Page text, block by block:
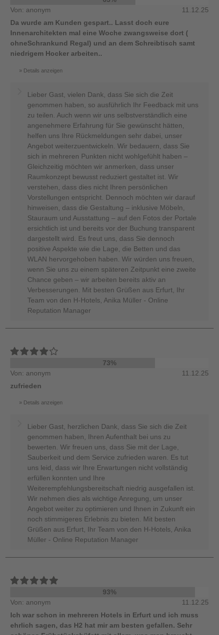
Von: anonym
11.12.25
Da wurde am Kunden gespart.. Lasst doch eure
Innenarchitekten mal eine Woche zwangsweise dort (
ohneSchrankund Regal) und an dem Schreibtisch samt
niedrigem Hocker arbeiten..
Details anzeigen
Lieber Gast, vielen Dank, dass Sie sich die Zeit
genommen haben, so ausführlich Ihr Feedback mit uns
zu teilen. Auch wenn wir uns selbstverständlich eine
angenehmere Erfahrung für Sie gewünscht hätten,
helfen uns Ihre Rückmeldungen sehr dabei, unser
Angebot weiterzuentwickeln. Wir bedauern, dass Sie
sich in mehreren Punkten nicht wohlgefühlt haben –
Gleichzeitig möchten wir anmerken, dass unser
Raumkonzept bewusst reduziert gestaltet ist. Wir
verstehen, dass dies nicht Ihren persönlichen
Vorstellungen entspricht. Dennoch möchten wir darauf
hinweisen, dass die Gestaltung – inklusive Möbeln,
Stauraum und Ausstattung – auf den Fotos der Portale
ersichtlich ist und bereits vor der Buchung transparent
dargestellt wird. Es freut uns, dass Sie dennoch
positive Aspekte wie die Lage, die Betten und das
WLAN hervorgehoben haben. Wir würden uns freuen,
wenn Sie uns zu einem späteren Zeitpunkt eine zweite
Chance geben – wir arbeiten bereits aktiv an
Verbesserungen. Mit besten Grüßen aus Erfurt, Ihr
Team von den H-Hotels, Anika Müller - Online
Reputation Manager
73%
Von: anonym
11.12.25
zufrieden
Details anzeigen
Lieber Gast, herzlichen Dank, dass Sie sich die Zeit
genommen haben, Ihren Aufenthalt bei uns zu
bewerten. Wir freuen uns, dass Sie mit der Lage,
Sauberkeit und dem Service zufrieden waren. Es tut
uns leid, dass wir Ihre Erwartungen nicht vollständig
erfüllen konnten und Ihre
Weiterempfehlungsbereitschaft niedrig ausgefallen ist.
Wir nehmen dies als wichtige Anregung, um unser
Angebot weiter zu optimieren und Ihnen in Zukunft ein
noch stimmigeres Erlebnis zu bieten. Mit besten
Grüßen aus Erfurt, Ihr Team von den H-Hotels, Anika
Müller - Online Reputation Manager
93%
Von: anonym
11.12.25
Ich war schon in mehreren Hotels in Erfurt und ich muss
ehrlich sagen, das H2 hat mir am besten gefallen. Sehr